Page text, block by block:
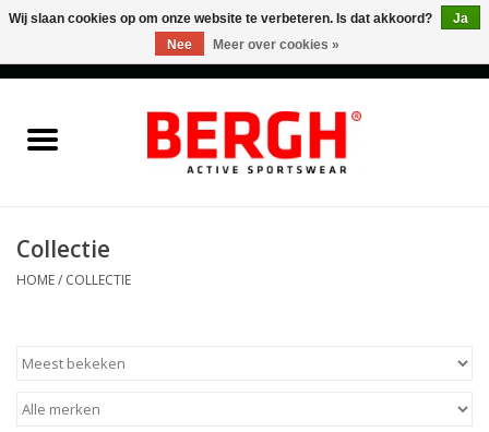
Accessories
Cadeaubonnen
Collectie
HOME/ COLLECTIE
Wij slaan cookies op om onze website te verbeteren. Is dat akkoord?
Ja
Nee
Meer over cookies »